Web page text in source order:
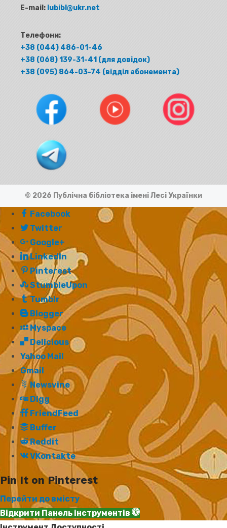
E-mail: lubibl@ukr.net
Телефони:
+38 (044) 486-01-46
+38 (068) 139-31-41 (для довідок)
+38 (095) 864-03-74 (відділ абонемента)
© 2026 Публічна бібліотека імені Лесі Українки
Facebook
Twitter
Google+
LinkedIn
Pinterest
StumbleUpon
Tumblr
Blogger
Myspace
Delicious
Yahoo Mail
Gmail
Newsvine
Digg
FriendFeed
Buffer
Reddit
VKontakte
Pin It on Pinterest
Перейти до вмісту
Відкрити Панель інструментів